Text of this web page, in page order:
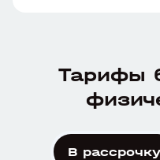
Тарифы
В рассрочку